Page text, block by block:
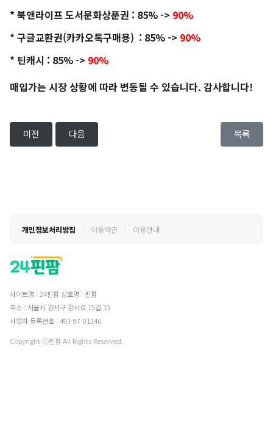
* 북앤라이프 도서문화상푼권 : 85% -> 90%
* 구글교환권(카카오톡구매용) : 85% -> 90%
* 틴캐시 : 85% -> 90%
매입가는 시장 상황에 따라 변동될 수 있습니다. 감사합니다!
이전 다음 목록
개인정보처리방침 이용약관 이용안내
사이트명 : 24핀팜 상호명 : 핀팜
주소 : 서울시 강서구 강서로 15길 15
사업자 등록번호 : 493-97-01346
Copyright ⓒ핀팜.All Rights Reserved.